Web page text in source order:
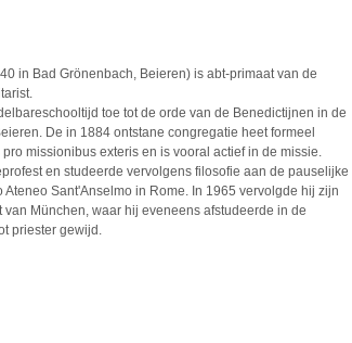
in Bad Grönenbach, Beieren) is abt-primaat van de
toe tot de orde van de Benedictijnen in de
De in 1884 ontstane congregatie heet formeel
missionibus exteris en is vooral actief in de missie.
en studeerde vervolgens filosofie aan de pauselijke
Sant'Anselmo in Rome. In 1965 vervolgde hij zijn
München, waar hij eveneens afstudeerde in de
priester gewijd.